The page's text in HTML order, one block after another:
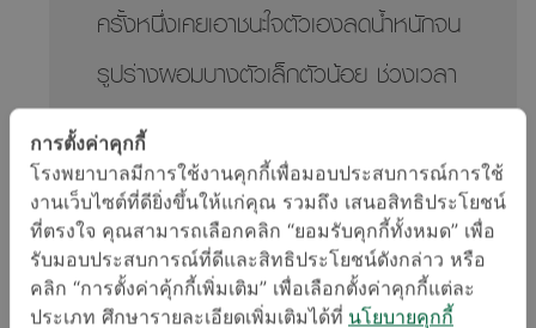
ครั้งหนึ่งเคยเอาชนะใจตัวเองลดน้ำหนักจน
รูปร่างผอมบางตัวเล็กตัวน้อย ช่วงเวลา
ในตอนนั้นเรียกว่าเป็นช่วงเวลาแห่งความ
สุขและภูมิใจในร่างกายของตัวเองทุกครั้งที่
ส่องกระจก มะนาวมีความมั่นใจทุกครั้งที่ใส่
เสื้อผ้าถ่ายรูป กล้าแสดงออกและมีรอยยิ้ม
การตั้งค่าคุกกี้
โรงพยาบาลมีการใช้งานคุกกี้เพื่อมอบประสบการณ์การใช้
งานเว็บไซต์ที่ดียิ่งขึ้นให้แก่คุณ รวมถึง เสนอสิทธิประโยชน์
ที่ตรงใจ คุณสามารถเลือกคลิก “ยอมรับคุกกี้ทั้งหมด” เพื่อ
รับมอบประสบการณ์ที่ดีและสิทธิประโยชน์ดังกล่าว หรือ
คลิก “การตั้งค่าคุ้กกี้เพิ่มเติม” เพื่อเลือกตั้งค่าคุกกี้แต่ละ
ประเภท ศึกษารายละเอียดเพิ่มเติมได้ที่ นโยบายคุกกี้